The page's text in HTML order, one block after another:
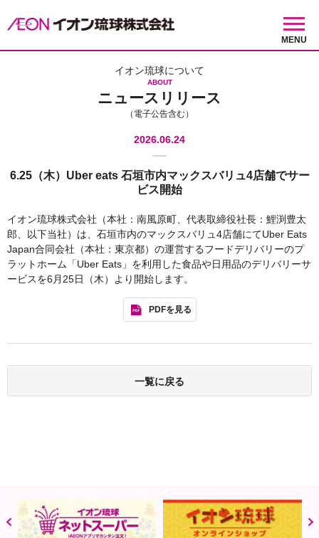
MENU
イオン琉球について
ABOUT
ニュースリリース
（電子公告含む）
2026.06.24
6.25（木）Uber eats 石垣市内マックスバリュ4店舗でサー
ビス開始
イオン琉球株式会社（本社：南風原町、代表取締役社長：鯉渕豊太
郎、以下当社）は、石垣市内のマックスバリュ4店舗にてUber Eats
Japan合同会社（本社：東京都）の運営するフードデリバリーのプ
ラットホーム「Uber Eats」を利用した食品や日用品のデリバリーサ
ービスを6月25日（木）より開始します。
PDFを見る
一覧に戻る